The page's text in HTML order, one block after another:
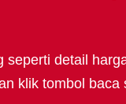
detail
klik tombol baca